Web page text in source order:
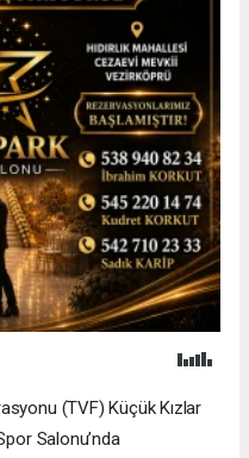
(TVF) Küçük Kızlar
Salonu’nda